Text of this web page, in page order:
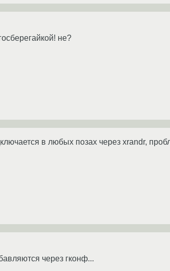
не?
в любых позах через xrandr,
через гконф...